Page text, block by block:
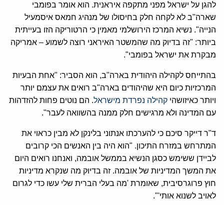
להגן על ישראל מפני מתקפה איראנית. הוא אומר בפומבי
שארה"ב לא לקחה חלק בחיסולו של מנהיג חמאס איסמעיל
הנייה". נשיא המרכז הירושלמי מאמין כי הרטוריקה הזו בעייתית
ביותר: "זה בדיוק מה שהמשטר האיראני רוצה לשמוע – אמריקה
מבקרת את ישראל בפומבי".
בהתייחס לקהילה היהודית בארה"ב, הוא הסביר: "אחת הבעיות
המרכזיות כיום היא שהיהודים בארה"ב רואים את עצמם יותר
ויותר כאיזושהי קהילה נפרדת מישראל. הם נוטים פחות להזדהות
עם המדינה ולא מרגישים חלק ממנה בהשוואה לעבר".
ד"ר דייקר סיכם כי להערכתו אנתוני בלינקן לא מבין כראוי את
המתרחש במזרח התיכון. "הוא היה בין האנשים הכי קרובים
לביידן ששימש כסגן הנשיא בממשל אובמה, ואנחנו רואים היום
את המשך המדיניות של אובמה. זה בדיוק מה שנקרא מדיניות
חוץ פרוגרסיבית, שאומרת 'מה בעלי הברית שלי עשו כדי לגרום
לאויב לשנוא אותי'".